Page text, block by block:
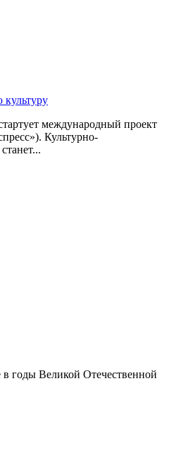
международный проект
Культурно-
в годы Великой Отечественной